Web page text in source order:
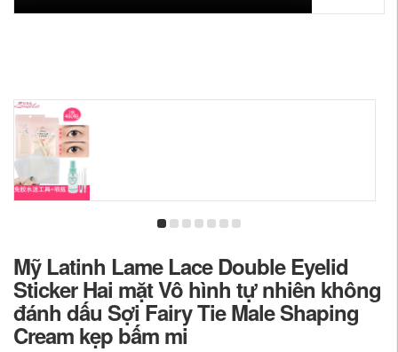
Mỹ Latinh Lame Lace Double Eyelid
Sticker Hai mặt Vô hình tự nhiên không
đánh dấu Sợi Fairy Tie Male Shaping
Cream kẹp bấm mi